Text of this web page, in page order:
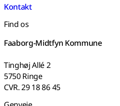
Kontakt
Find os
Faaborg-Midtfyn Kommune
Tinghøj Allé 2
5750 Ringe
CVR. 29 18 86 45